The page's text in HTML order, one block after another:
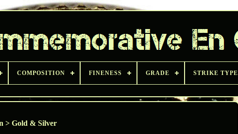
COMPOSITION FINENESS GRADE STRIKE TYPE
> Gold & Silver